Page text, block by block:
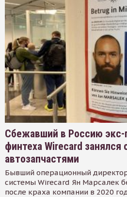
Сбежавший в Россию экс-
финтеха Wirecard занялся
автозапчастями
Бывший операционный
системы Wirecard Ян Марсалек
после краха компании в 2020